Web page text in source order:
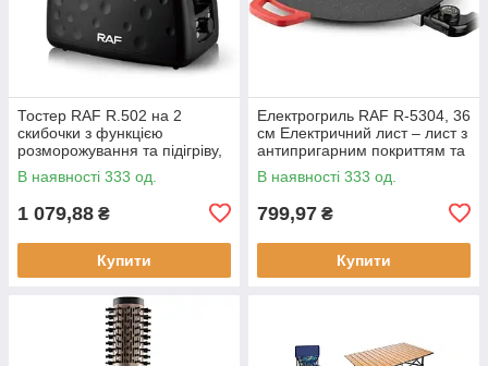
Тостер RAF R.502 на 2
скибочки з функцією
розморожування та підігріву,
930 Вт
В наявності 333 од.
1 079,88 ₴
Купити
Електрогриль RAF R-5304, 36
см Електричний лист – лист з
антипригарним покриттям та
регулюванням температури
смаження, 1800 Вт
В наявності 333 од.
799,97 ₴
Купити